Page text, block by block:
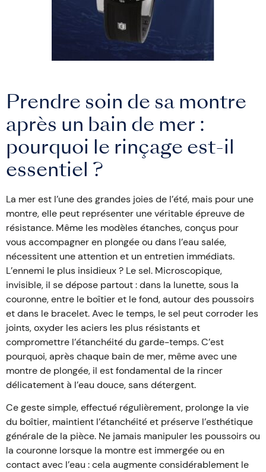
Prendre soin de sa montre
après un bain de mer :
pourquoi le rinçage est-il
essentiel ?
La mer est l’une des grandes joies de l’été, mais pour une
montre, elle peut représenter une véritable épreuve de
résistance. Même les modèles étanches, conçus pour
vous accompagner en plongée ou dans l’eau salée,
nécessitent une attention et un entretien immédiats.
L’ennemi le plus insidieux ? Le sel. Microscopique,
invisible, il se dépose partout : dans la lunette, sous la
couronne, entre le boîtier et le fond, autour des poussoirs
et dans le bracelet. Avec le temps, le sel peut corroder les
joints, oxyder les aciers les plus résistants et
compromettre l’étanchéité du garde-temps. C’est
pourquoi, après chaque bain de mer, même avec une
montre de plongée, il est fondamental de la rincer
délicatement à l’eau douce, sans détergent.
Ce geste simple, effectué régulièrement, prolonge la vie
du boîtier, maintient l’étanchéité et préserve l’esthétique
générale de la pièce. Ne jamais manipuler les poussoirs ou
la couronne lorsque la montre est immergée ou en
contact avec l’eau : cela augmente considérablement le